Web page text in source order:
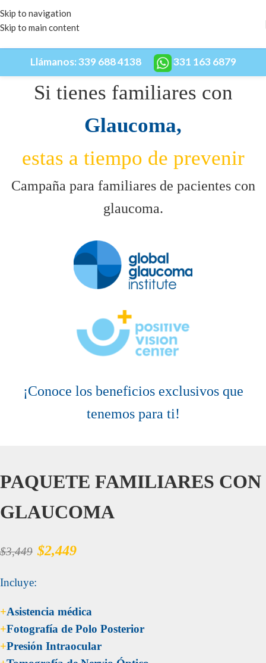
Skip to navigation
Skip to main content
Llámanos:339 688 4138 331 163 6879
Si tienes familiares con
Glaucoma,
estas a tiempo de prevenir
Campaña para familiares de pacientes con
glaucoma.
¡Conoce los beneficios exclusivos que
tenemos para ti!
PAQUETE FAMILIARES CON
GLAUCOMA
$3,449 $2,449
Incluye:
+Asistencia médica
+Fotografía de Polo Posterior
+Presión Intraocular